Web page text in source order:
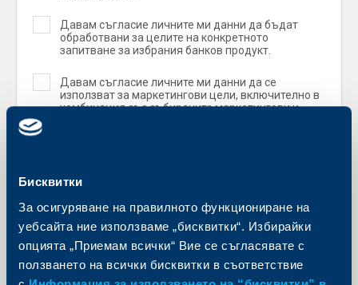
Бисквитки
За осигуряване на правилното функциониране на
уебсайта ние използваме „бисквитки“. Избирайки
опцията „Приемам всички“ Вие се съгласявате с
ползването на всички бисквитки в съответствие
Давам съгласие личните ми данни да бъдат
обработвани за целите на конкретното
запитване за избрания банков продукт.
Давам съгласие личните ми данни да се
използват за маркетингови цели, включително в
комбинация със събираните маркетингови и